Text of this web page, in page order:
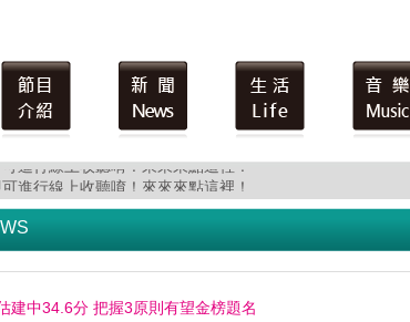
進行線上收聽唷！來來來點這裡！
進行線上收聽唷！來來來點這裡！
建中34.6分 把握3原則有望金榜題名